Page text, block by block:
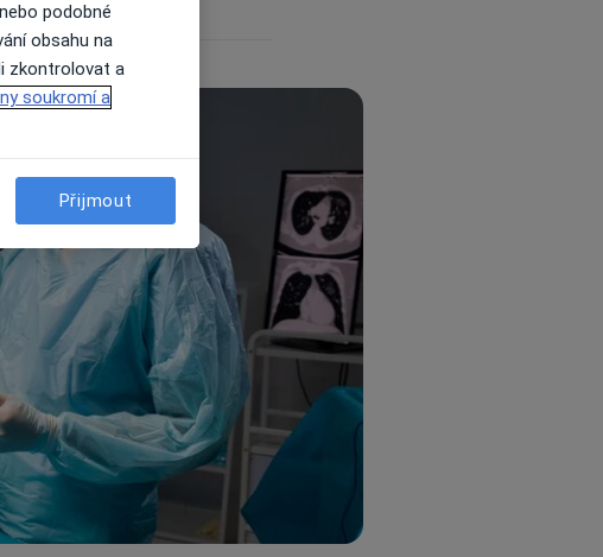
podobné
obsahu na
zkontrolovat a
soukromí a
Přijmout